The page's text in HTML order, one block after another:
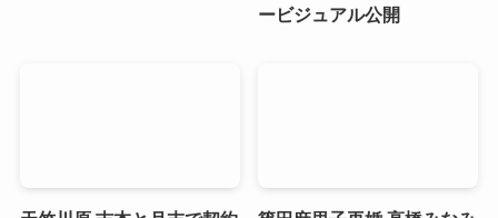
ービジュアル公開